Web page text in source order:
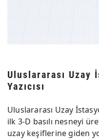
Uluslararası Uzay
Yazıcısı
Uluslararası Uzay
ilk 3-D basılı nesneyi
uzay keşiflerine giden